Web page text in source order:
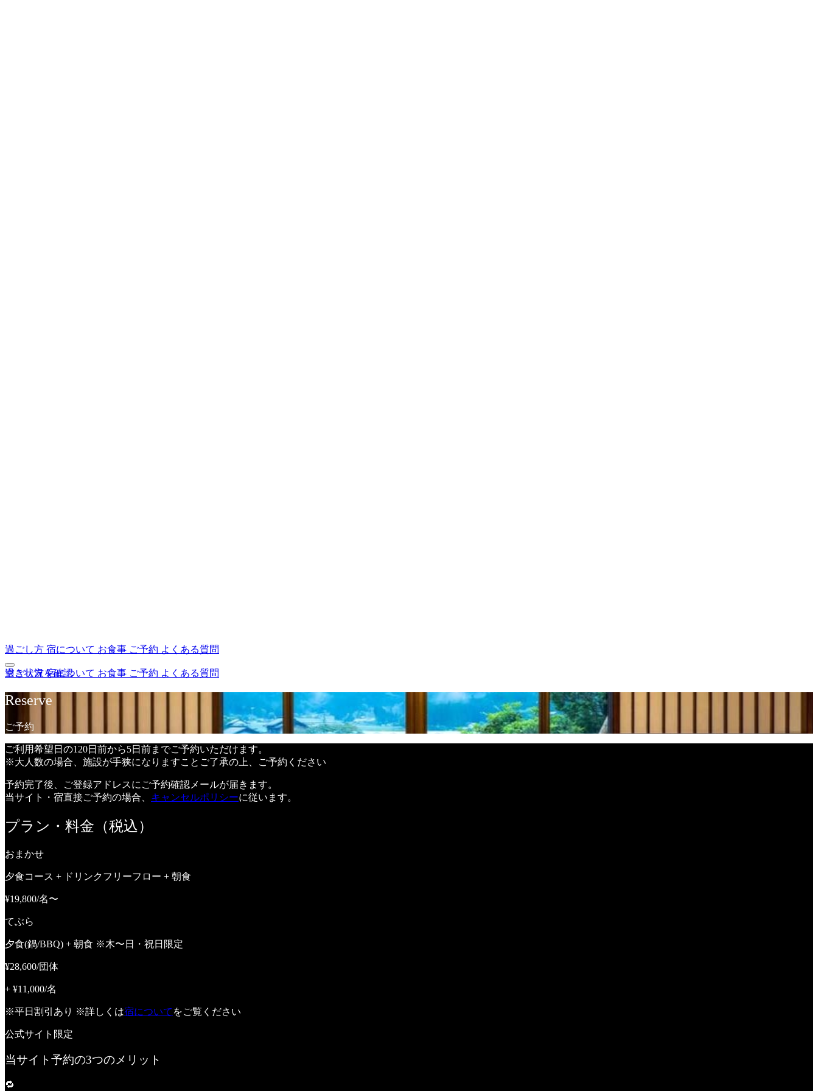
過ごし方 宿について お食事 ご予約 よくある質問
過ごし方宿について お食事 ご予約 よくある質問
空き状況を確認
Reserve
ご予約
ご利用希望日の120日前から5日前までご予約いただけます。
※大人数の場合、施設が手狭になりますことご了承の上、ご予約ください
予約完了後、ご登録アドレスにご予約確認メールが届きます。
当サイト・宿直接ご予約の場合、 キャンセルポリシーに従います。
プラン・料金（税込）
おまかせ
夕食コース + ドリンクフリーフロー + 朝食
¥19,800/名〜
てぶら
夕食(鍋/BBQ) + 朝食 ※木〜日・祝日限定
¥28,600/団体
+ ¥11,000/名
※平日割引あり ※詳しくは宿について をご覧ください
公式サイト限定
当サイト予約の3つのメリット
🔁